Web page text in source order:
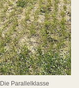
Parallelklasse